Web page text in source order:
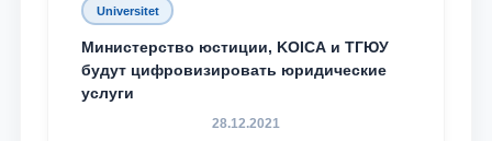
Universitet
Министерство юстиции, KOICA и ТГЮУ
будут цифровизировать юридические
услуги
28.12.2021